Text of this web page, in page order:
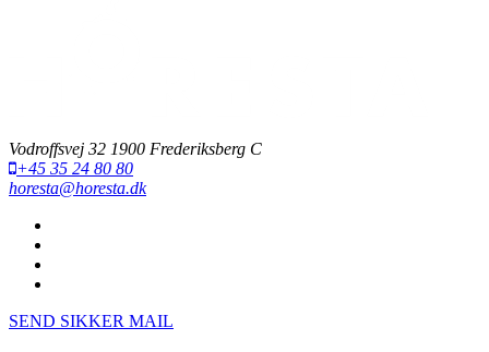
Vodroffsvej 32 1900 Frederiksberg C
+45 35 24 80 80
horesta@horesta.dk
SEND SIKKER MAIL